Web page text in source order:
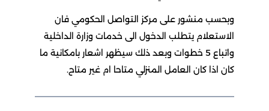
وبحسب منشور على مركز التواصل الحكومي فان
الاستعلام يتطلب الدخول الى خدمات وزارة الداخلية
واتباع 5 خطوات وبعد ذلك سيظهر اشعار بامكانية ما
كان اذا كان العامل المنزلي متاحا ام غير متاح.